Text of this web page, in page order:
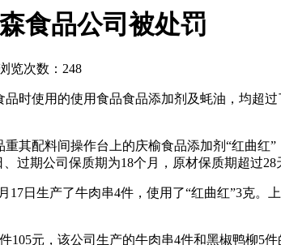
食品公司被处罚
览次数：248
时使用的使用食品食品添加剂及蚝油，均超
其配料间操作台上的庆榆食品添加剂“红曲红
过期公司保质期为18个月，原材保质期超过
日生产了牛肉串4件，使用了“红曲红”3克。
元，该公司生产的牛肉串4件和黑椒鸭柳5